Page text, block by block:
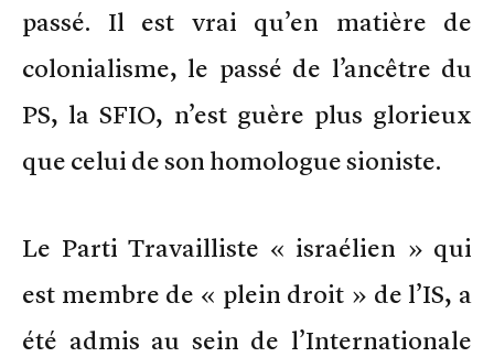
passé. Il est vrai qu’en matière de
colonialisme, le passé de l’ancêtre du
PS, la SFIO, n’est guère plus glorieux
que celui de son homologue sioniste.
Le Parti Travailliste « israélien » qui
est membre de « plein droit » de l’IS, a
été admis au sein de l’Internationale